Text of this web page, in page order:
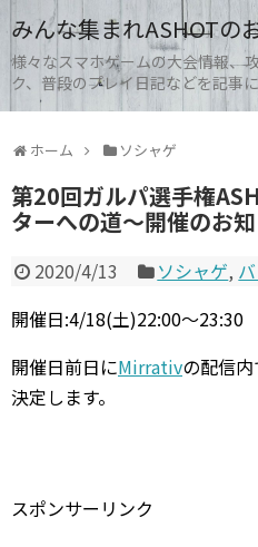
みんな集まれASHOTの
様々なスマホゲームの大会情報、
ク、普段のプレイ日記などを記事
ホーム ソシャゲ
第20回ガルパ選手権
ターへの道～開催のお
2020/4/13 ソシャゲ,
開催日:4/18(土)22:00～23:30
開催日前日にMirrativの配信
決定します。
スポンサーリンク